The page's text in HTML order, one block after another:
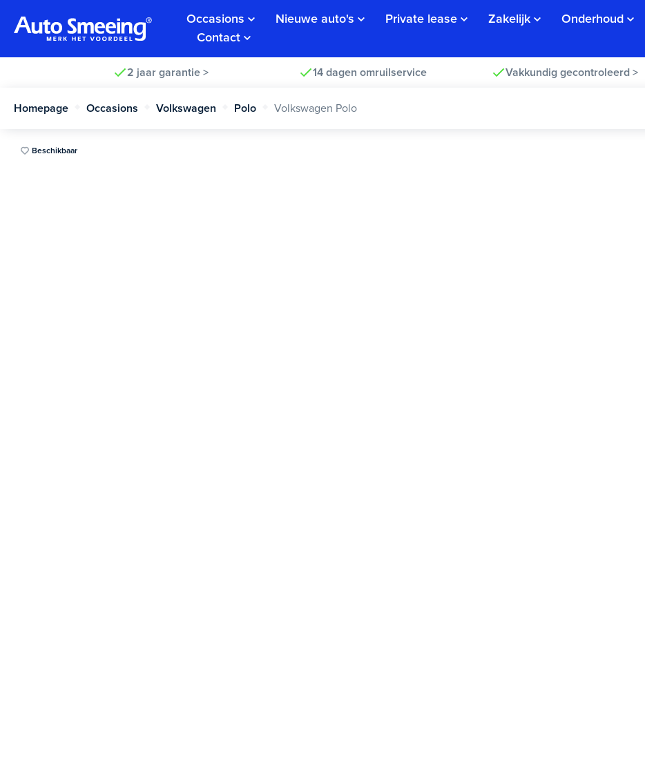
Occasions Nieuwe auto's Private lease Zakelijk Onderhoud
Contact
2 jaar garantie > 14 dagen omruilservice Vakkundig gecontroleerd >
Homepage Occasions Volkswagen Polo Volkswagen Polo
Beschikbaar